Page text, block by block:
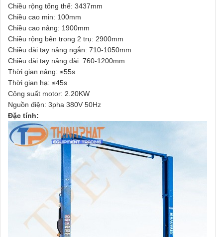
Chiều rộng tổng thể: 3437mm
Chiều cao min: 100mm
Chiều cao nâng: 1900mm
Chiều rộng bên trong 2 trụ: 2900mm
Chiều dài tay nâng ngắn: 710-1050mm
Chiều dài tay nâng dài: 760-1200mm
Thời gian nâng: ≤55s
Thời gian hạ: ≤45s
Công suất motor: 2.20KW
Nguồn điện: 3pha 380V 50Hz
Đặc tính: